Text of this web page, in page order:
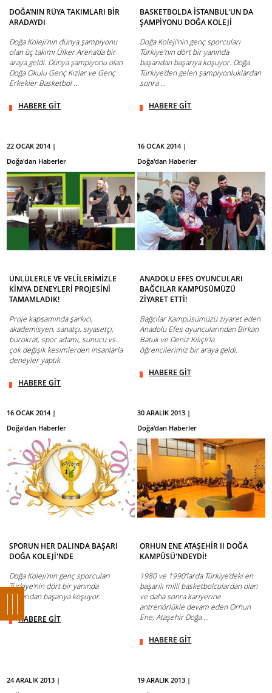
DOĞA’NIN RÜYA TAKIMLARI BİR
ARADAYDI
Doğa Koleji’nin dünya şampiyonu
olan üç takımı Ülker Arena’da bir
araya geldi. Dünya şampiyonu olan
Doğa Okulu Genç Kızlar ve Genç
Erkekler Basketbol ...
HABERE GİT
BASKETBOLDA İSTANBUL'UN DA
ŞAMPİYONU DOĞA KOLEJİ
Doğa Koleji'nin genç sporcuları
Türkiye'nin dört bir yanında
başarıdan başarıya koşuyor. Doğa
Türkiye'den gelen şampiyonluklardan
sonra ...
HABERE GİT
22 OCAK 2014 |
Doğa'dan Haberler
ÜNLÜLERLE VE VELİLERİMİZLE
KİMYA DENEYLERİ PROJESİNİ
TAMAMLADIK!
Proje kapsamında şarkıcı,
akademisyen, sanatçı, siyasetçi,
bürokrat, spor adamı, sunucu vs...
çok değişik kesimlerden insanlarla
deneyler yaptık.
HABERE GİT
16 OCAK 2014 |
Doğa'dan Haberler
ANADOLU EFES OYUNCULARI
BAĞCILAR KAMPÜSÜMÜZÜ
ZİYARET ETTİ!
Bağcılar Kampüsümüzü ziyaret eden
Anadolu Efes oyuncularından Birkan
Batuk ve Deniz Kılıçlı’la
öğrencilerimiz bir araya geldi.
HABERE GİT
16 OCAK 2014 |
Doğa'dan Haberler
SPORUN HER DALINDA BAŞARI
DOĞA KOLEJİ'NDE
Doğa Koleji'nin genç sporcuları
Türkiye'nin dört bir yanında
başarıdan başarıya koşuyor.
HABERE GİT
30 ARALIK 2013 |
Doğa'dan Haberler
ORHUN ENE ATAŞEHİR II DOĞA
KAMPÜSÜ'NDEYDİ!
1980 ve 1990’larda Türkiye’deki en
başarılı milli basketbolculardan olan
ve daha sonra kariyerine
antrenörlükle devam eden Orhun
Ene, Ataşehir Doğa ...
HABERE GİT
24 ARALIK 2013 |
19 ARALIK 2013 |